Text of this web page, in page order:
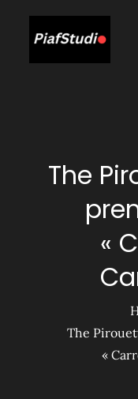
The
«
The
«